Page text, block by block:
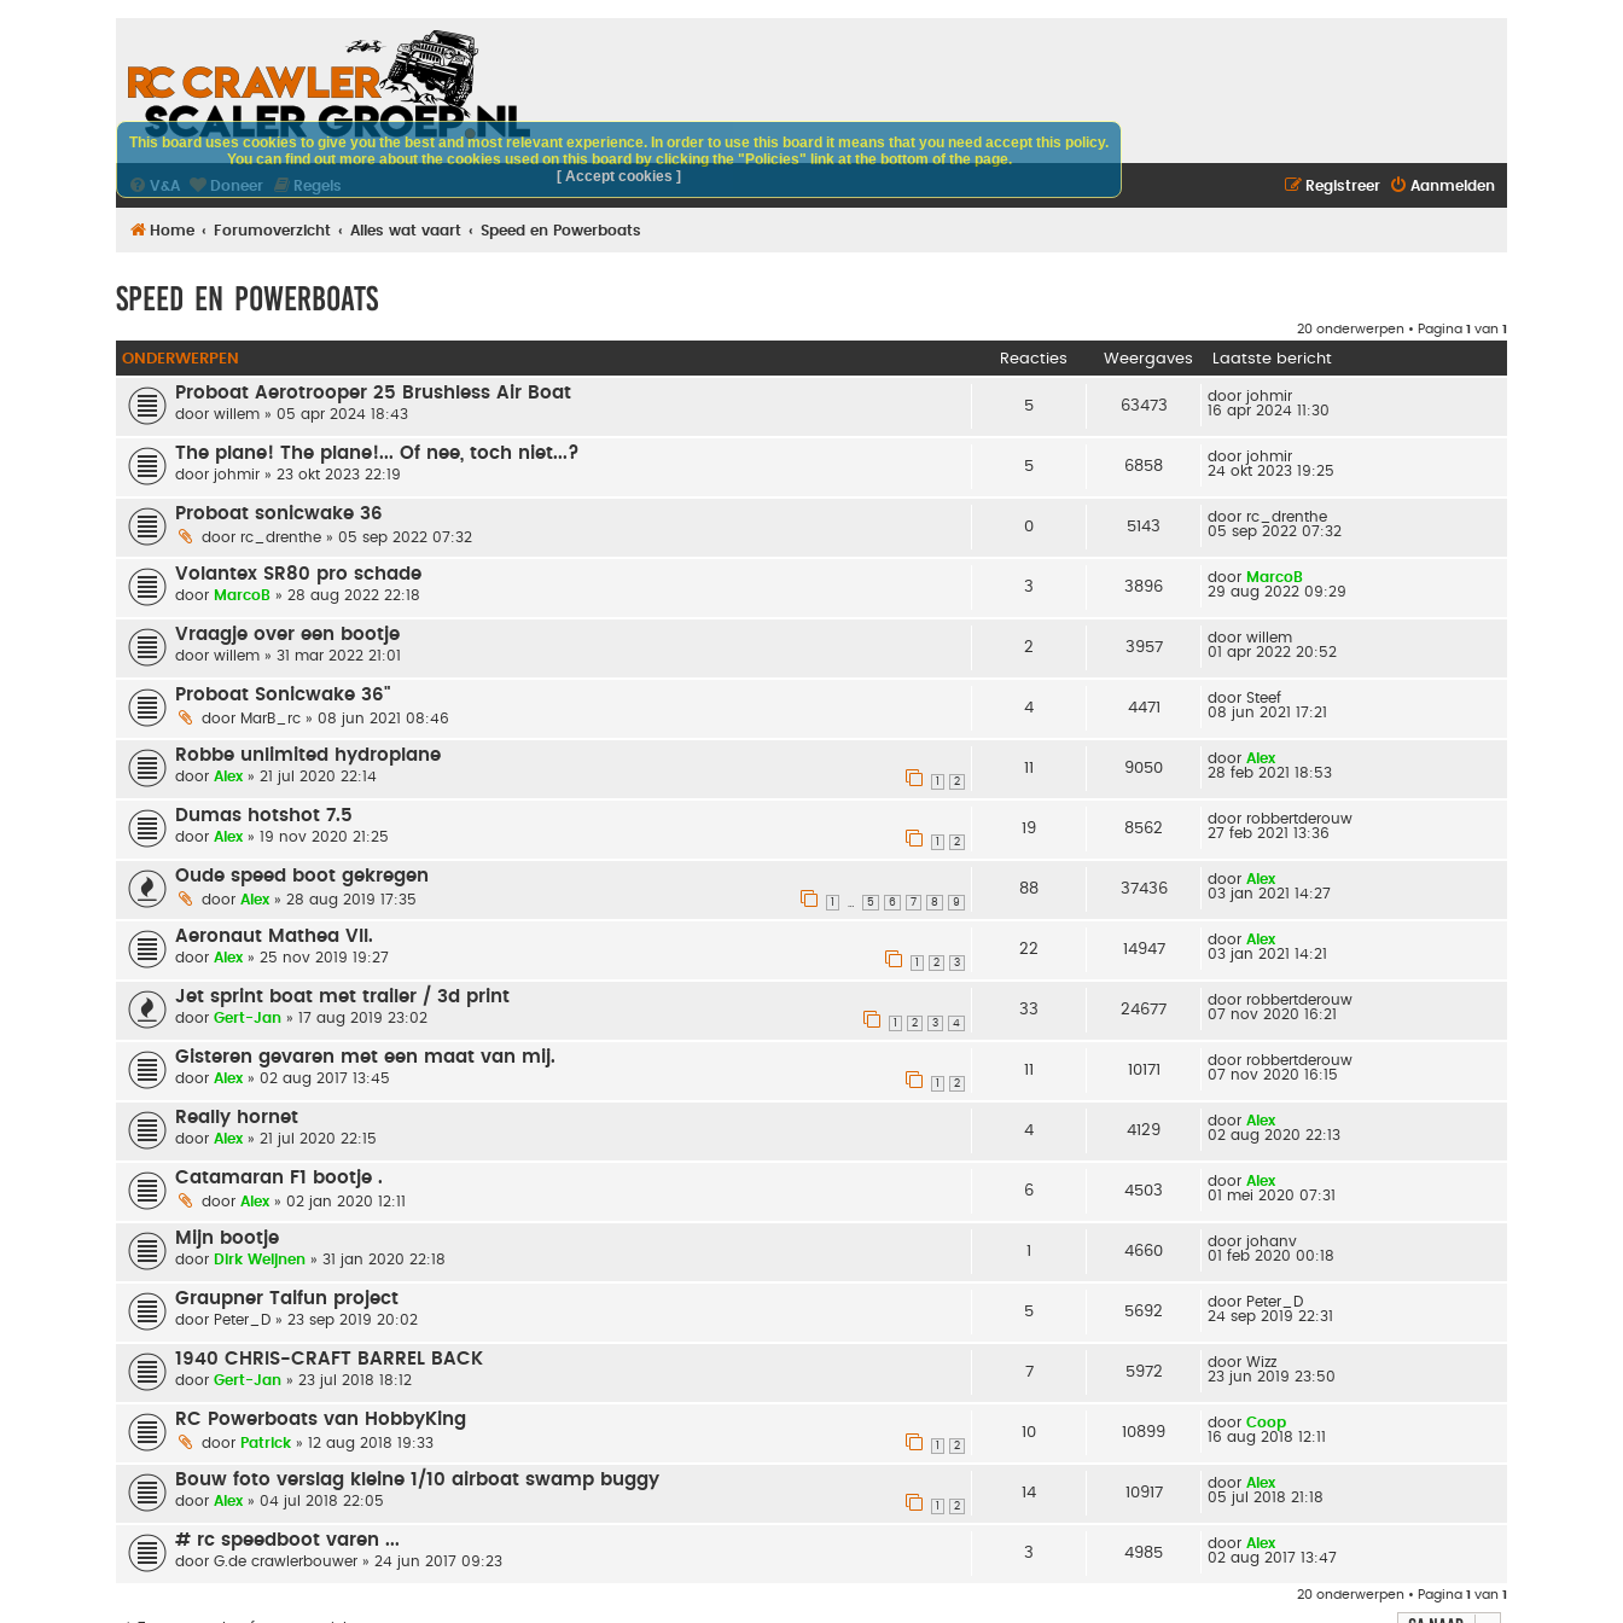
V&A Doneer Regels Aanmelden
Registreer
Home Forumoverzicht Alles wat vaart Speed en Powerboats
Speed en Powerboats
20 onderwerpen • Pagina 1 van 1
ONDERWERPEN Reacties Weergaves Laatste bericht
Proboat Aerotrooper 25 Brushless Air Boat
door willem » 05 apr 2024 18:43 5 63473
door johmir
16 apr 2024 11:30
The plane! The plane!... Of nee, toch niet...?
door johmir » 23 okt 2023 22:19 5 6858
door johmir
24 okt 2023 19:25
Proboat sonicwake 36
door rc_drenthe » 05 sep 2022 07:32
0 5143
door rc_drenthe
05 sep 2022 07:32
Volantex SR80 pro schade
door MarcoB » 28 aug 2022 22:18 3 3896
door MarcoB
29 aug 2022 09:29
Vraagje over een bootje
door willem » 31 mar 2022 21:01 2 3957
door willem
01 apr 2022 20:52
Proboat Sonicwake 36"
door MarB_rc » 08 jun 2021 08:46
4 4471
door Steef
08 jun 2021 17:21
Robbe unlimited hydroplane
door Alex » 21 jul 2020 22:14 2
11 9050
door Alex
28 feb 2021 18:53
Dumas hotshot 7.5
door Alex » 19 nov 2020 21:25 2
19 8562
door robbertderouw
27 feb 2021 13:36
Oude speed boot gekregen
door Alex » 28 aug 2019 17:35 … 5 6 7 8 9
88 37436
door Alex
03 jan 2021 14:27
Aeronaut Mathea VII.
door Alex » 25 nov 2019 19:27 2 3
22 14947
door Alex
03 jan 2021 14:21
Jet sprint boat met trailer / 3d print
door Gert-Jan » 17 aug 2019 23:02 2 3 4
33 24677
door robbertderouw
07 nov 2020 16:21
Gisteren gevaren met een maat van mij.
door Alex » 02 aug 2017 13:45 2
11 10171
door robbertderouw
07 nov 2020 16:15
Really hornet
door Alex » 21 jul 2020 22:15 4 4129
door Alex
02 aug 2020 22:13
Catamaran F1 bootje .
door Alex » 02 jan 2020 12:11
6 4503
door Alex
01 mei 2020 07:31
Mijn bootje
door Dirk Weijnen » 31 jan 2020 22:18 1 4660
door johanv
01 feb 2020 00:18
Graupner Taifun project
door Peter_D » 23 sep 2019 20:02 5 5692
door Peter_D
24 sep 2019 22:31
1940 CHRIS-CRAFT BARREL BACK
door Gert-Jan » 23 jul 2018 18:12 7 5972
door Wizz
23 jun 2019 23:50
RC Powerboats van HobbyKing
door Patrick » 12 aug 2018 19:33 2
10 10899
door Coop
16 aug 2018 12:11
Bouw foto verslag kleine 1/10 airboat swamp buggy
door Alex » 04 jul 2018 22:05 2
14 10917
door Alex
05 jul 2018 21:18
# rc speedboot varen ...
door G.de crawlerbouwer » 24 jun 2017 09:23 3 4985
door Alex
02 aug 2017 13:47
20 onderwerpen • Pagina 1 van 1
This board uses cookies to give you the best and most relevant experience. In order to use this board it means that you need accept this policy.
You can find out more about the cookies used on this board by clicking the "Policies" link at the bottom of the page.
[ Accept cookies ]